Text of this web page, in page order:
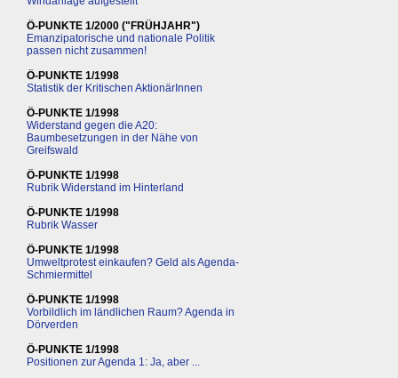
Ö-PUNKTE 1/2000 ("FRÜHJAHR")
Emanzipatorische und nationale Politik
passen nicht zusammen!
Ö-PUNKTE 1/1998
Statistik der Kritischen AktionärInnen
Ö-PUNKTE 1/1998
Widerstand gegen die A20:
Baumbesetzungen in der Nähe von
Greifswald
Ö-PUNKTE 1/1998
Rubrik Widerstand im Hinterland
Ö-PUNKTE 1/1998
Rubrik Wasser
Ö-PUNKTE 1/1998
Umweltprotest einkaufen? Geld als Agenda-
Schmiermittel
Ö-PUNKTE 1/1998
Vorbildlich im ländlichen Raum? Agenda in
Dörverden
Ö-PUNKTE 1/1998
Positionen zur Agenda 1: Ja, aber ...